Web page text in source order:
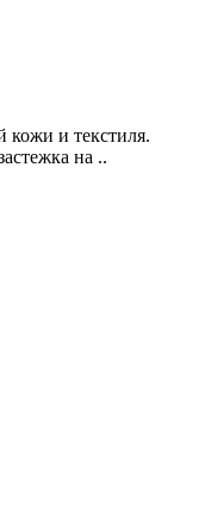
кожи и текстиля.
на ..